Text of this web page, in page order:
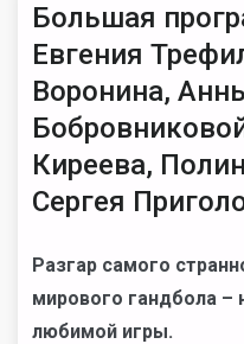
Большая
Евгения
Воронина,
Киреева,
Сергея
Разгар самого
мирового гандбола –
любимой игры.